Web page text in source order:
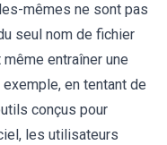
mêmes ne sont pas
seul nom de fichier
entraîner une
en tentant de
conçus pour
les utilisateurs